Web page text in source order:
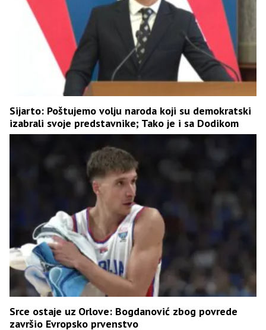
Sijarto: Poštujemo volju naroda koji su demokratski
izabrali svoje predstavnike; Tako je i sa Dodikom
Srce ostaje uz Orlove: Bogdanović zbog povrede
završio Evropsko prvenstvo